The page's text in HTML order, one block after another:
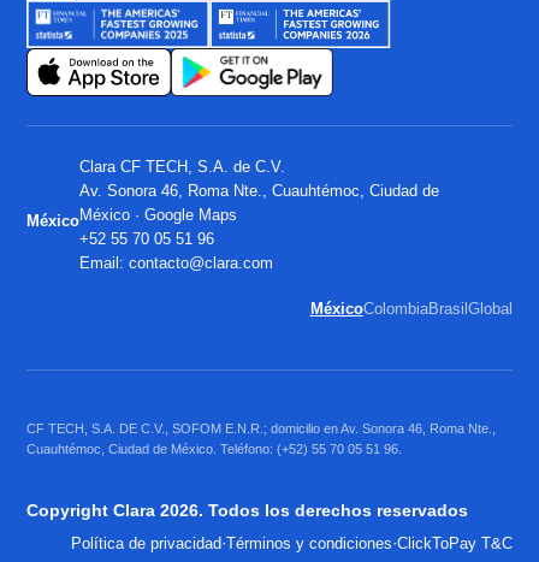
México
Clara CF TECH, S.A. de C.V.
Av. Sonora 46, Roma Nte., Cuauhtémoc, Ciudad de
México ·Google Maps
+52 55 70 05 51 96
Email:contacto@clara.com
MéxicoColombiaBrasil Global
CF TECH, S.A. DE C.V., SOFOM E.N.R.; domicilio en Av. Sonora 46, Roma Nte.,
Cuauhtémoc, Ciudad de México. Teléfono: (+52) 55 70 05 51 96.
Copyright Clara 2026. Todos los derechos reservados
Política de privacidad·Términos y condiciones·ClickToPay T&C